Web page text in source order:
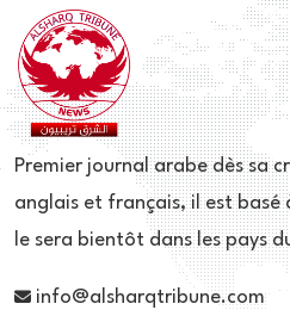
Premier journal arabe dès sa
anglais et français, il est basé
le sera bientôt dans les pays
info@alsharqtribune.com